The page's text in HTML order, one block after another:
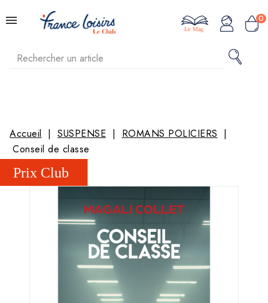
0
Le Mag
Accueil SUSPENSE
ROMANS POLICIERS
Conseil de classe